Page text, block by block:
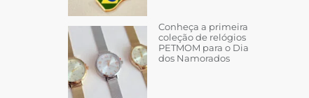
Conheça a primeira
coleção de relógios
PETMOM para o Dia
dos Namorados